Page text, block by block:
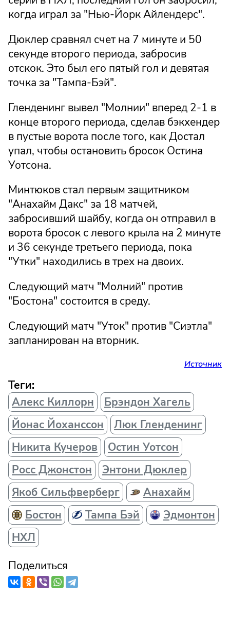
когда играл за "Нью-Йорк Айлендерс".
Дюклер сравнял счет на 7 минуте и 50
секунде второго периода, забросив
отскок. Это был его пятый гол и девятая
точка за "Тампа-Бэй".
Гленденинг вывел "Молнии" вперед 2-1 в
конце второго периода, сделав бэкхендер
в пустые ворота после того, как Достал
упал, чтобы остановить бросок Остина
Уотсона.
Минтюков стал первым защитником
"Анахайм Дакс" за 18 матчей,
забросивший шайбу, когда он отправил в
ворота бросок с левого крыла на 2 минуте
и 36 секунде третьего периода, пока
"Утки" находились в трех на двоих.
Следующий матч "Молний" против
"Бостона" состоится в среду.
Следующий матч "Уток" против "Сиэтла"
запланирован на вторник.
Источник
Теги:
Алекс Киллорн
Брэндон Хагель
Йонас Йоханссон
Люк Гленденинг
Никита Кучеров
Остин Уотсон
Росс Джонстон
Энтони Дюклер
Якоб Сильфверберг
Анахайм
Бостон
Тампа Бэй
Эдмонтон
НХЛ
Поделиться